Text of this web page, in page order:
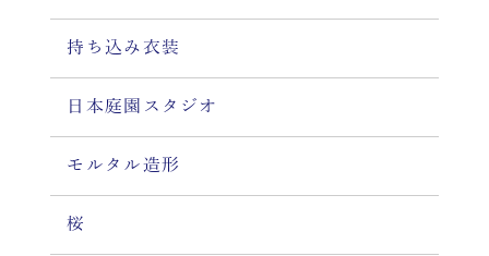
持ち込み衣装
日本庭園スタジオ
モルタル造形
桜